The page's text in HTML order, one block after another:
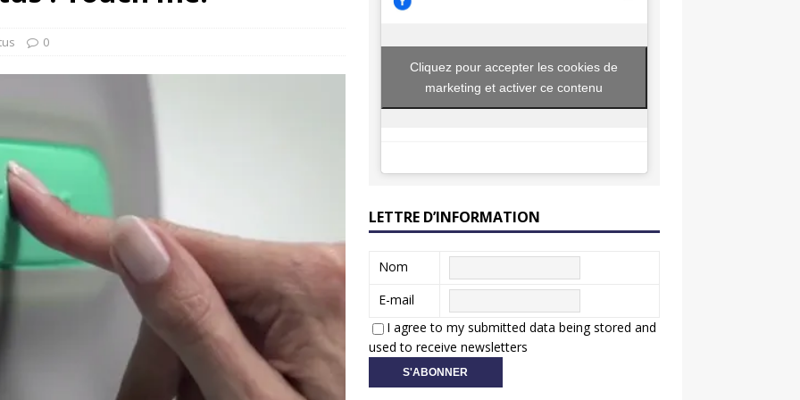
Honda dévoile un spot publicitaire… confiné!
0
Cliquez pour accepter les cookies de
marketing et activer ce contenu
LETTRE D’INFORMATION
Nom
E-mail
I agree to my submitted data being stored and
used to receive newsletters